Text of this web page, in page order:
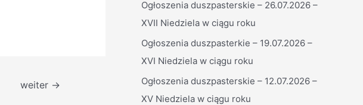
weiter →
n
n
a
c
h
:
Ogłoszenia duszpasterskie – 26.07.2026 –
XVII Niedziela w ciągu roku
Ogłoszenia duszpasterkie – 19.07.2026 –
XVI Niedziela w ciągu roku
Ogłoszenia duszpasterskie – 12.07.2026 –
XV Niedziela w ciągu roku